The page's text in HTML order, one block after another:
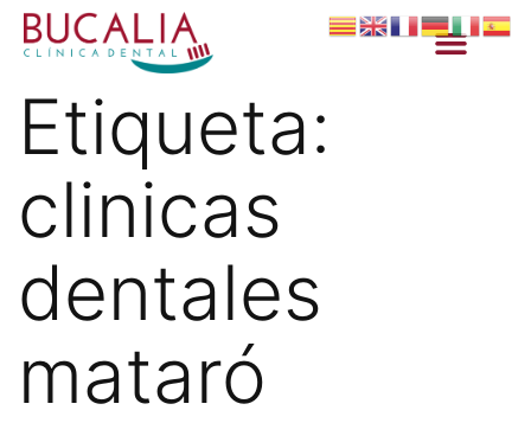
Etiqueta:
clinicas
dentales
mataró